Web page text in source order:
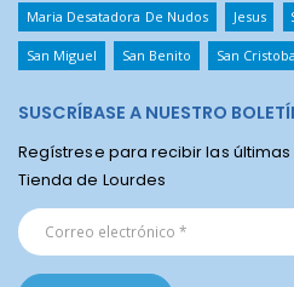
Maria Desatadora De Nudos Jesus
San Miguel San Benito San
SUSCRÍBASE A NUESTRO
Regístrese para recibir las últimas
Tienda de Lourdes